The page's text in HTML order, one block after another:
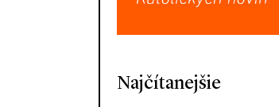
Najčítanejšie